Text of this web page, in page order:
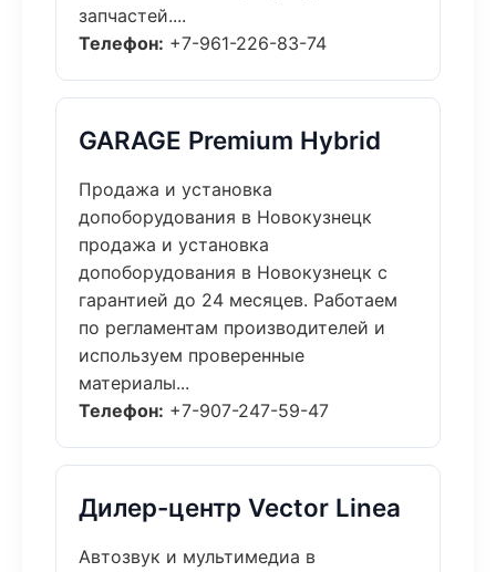
запчастей....
Телефон: +7-961-226-83-74
GARAGE Premium Hybrid
Продажа и установка
допоборудования в Новокузнецк
продажа и установка
допоборудования в Новокузнецк с
гарантией до 24 месяцев. Работаем
по регламентам производителей и
используем проверенные
материалы...
Телефон: +7-907-247-59-47
Дилер-центр Vector Linea
Автозвук и мультимедиа в